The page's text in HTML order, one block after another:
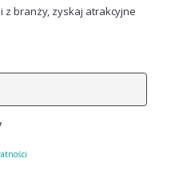
z branży, zyskaj atrakcyjne